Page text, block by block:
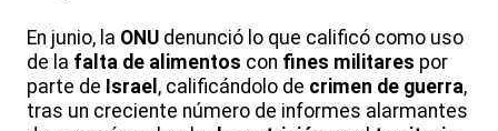
En junio, la ONU denunció lo que calificó como uso
de la falta de alimentos con fines militares por
parte de Israel , calificándolo de crimen de guerra,
tras un creciente número de informes alarmantes